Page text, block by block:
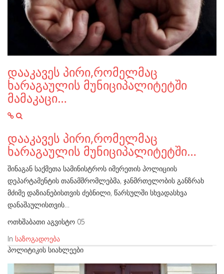
დააკავეს პირი,რომელმაც
ხარაგაულის მუნიციპალიტეტში
მამაკაცი…
დააკავეს პირი,რომელმაც
ხარაგაულის მუნიციპალიტეტში…
შინაგან საქმეთა სამინისტროს იმერეთის პოლიციის
დეპარტამენტის თანამშრომლებმა, ჯანმრთელობის განზრახ
მძიმე დაზიანებისთვის ძებნილი, წარსულში სხვადასხვა
დანაშაულისთვის…
ოთხშაბათი აგვისტო 05
In საზოგადოება
ᲞᲝᲚᲘᲢᲘᲙᲘᲡ ᲡᲘᲐᲮᲚᲔᲔᲑᲘ